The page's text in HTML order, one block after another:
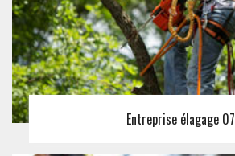
Entreprise élagage 07